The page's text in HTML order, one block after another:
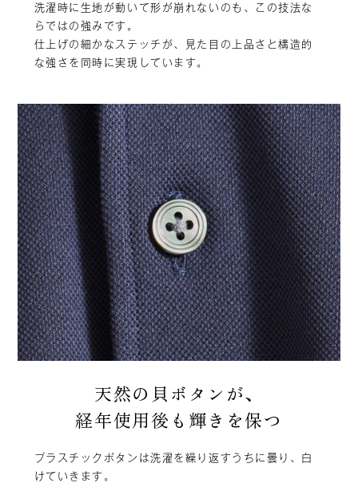
洗濯時に生地が動いて形が崩れないのも、この技法な
らではの強みです。
仕上げの細かなステッチが、見た目の上品さと構造的
な強さを同時に実現しています。
天然の貝ボタンが、
経年使用後も輝きを保つ
プラスチックボタンは洗濯を繰り返すうちに曇り、白
けていきます。